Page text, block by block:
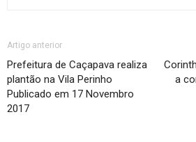
Artigo anterior
Prefeitura de Caçapava realiza
plantão na Vila Perinho
Publicado em 17 Novembro
2017
a